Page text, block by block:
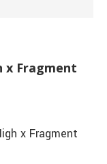
x Fragment
x Fragment